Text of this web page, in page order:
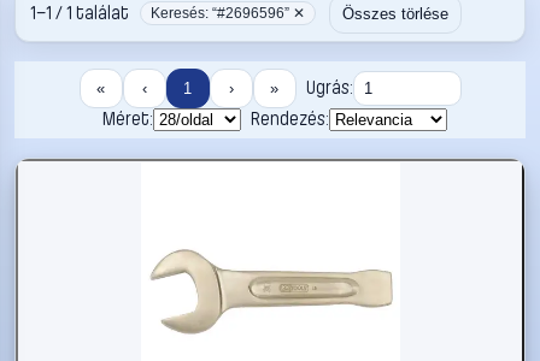
1–1 / 1 találat Keresés: “#2696596” ✕ Összes törlése
« ‹ 1 › »
Ugrás:
Méret:
Rendezés: